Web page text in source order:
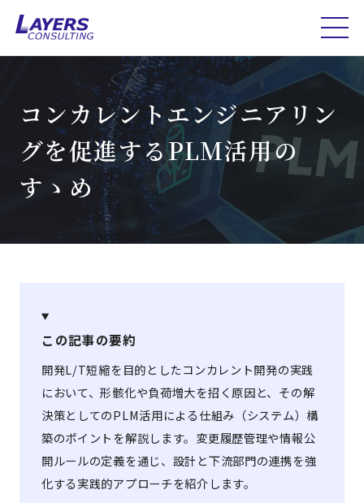
コンカレントエンジニアリン
グを促進するPLM活用の
すゝめ
この記事の要約
開発L/T短縮を目的としたコンカレント開発の実践
において、形骸化や負荷増大を招く原因と、その解
決策としてのPLM活用による仕組み（システム）構
築のポイントを解説します。変更履歴管理や情報公
開ルールの定義を通じ、設計と下流部門の連携を強
化する実践的アプローチを紹介します。